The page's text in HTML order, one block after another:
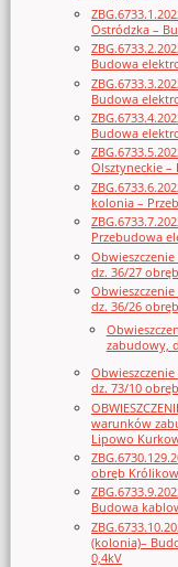
Ostródzka –
Budowa
Budowa
Budowa
Olsztyneckie –
kolonia –
Przebudowa
dz. 36/27
dz. 36/26
zabudowy,
dz. 73/10
warunków
Lipowo
obręb
Budowa
(kolonia)–
0,4kV